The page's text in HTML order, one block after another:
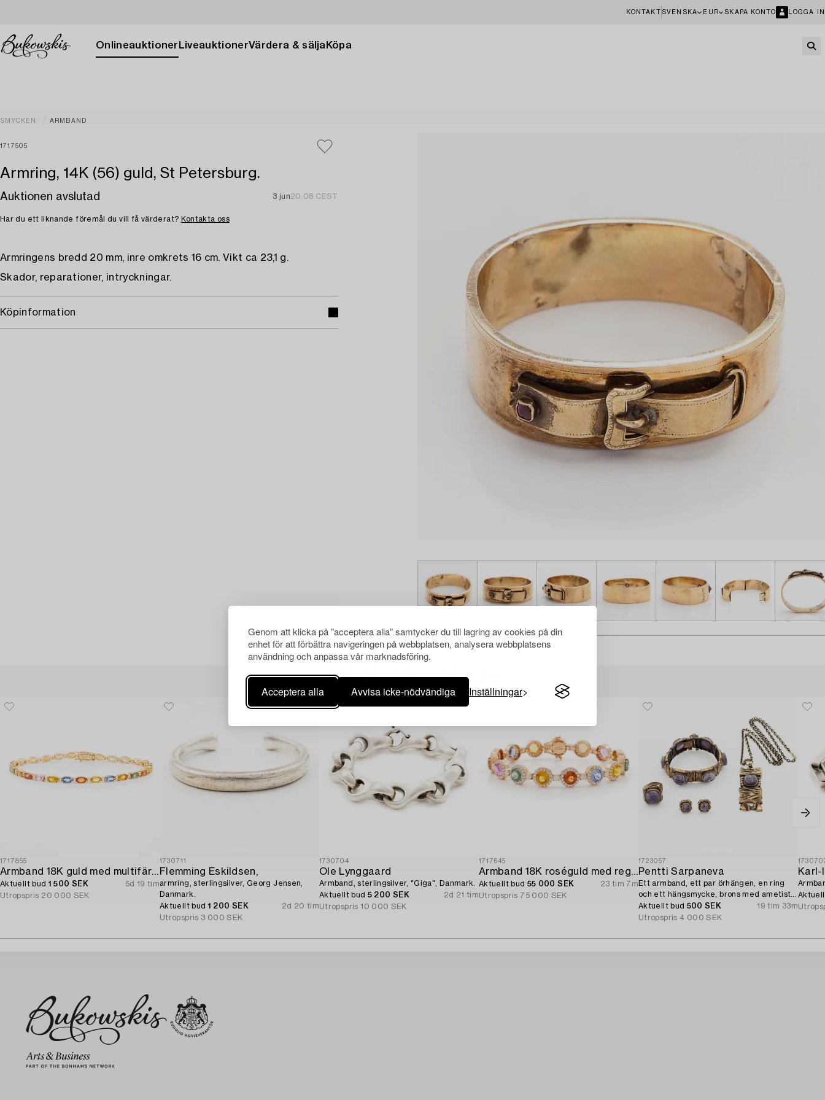
Genom att klicka på "acceptera alla" samtycker du till lagring av cookies på din
enhet för att förbättra navigeringen på webbplatsen, analysera webbplatsens
användning och anpassa vår marknadsföring.
Acceptera alla Avvisa icke-nödvändiga Inställningar
KONTAKT SVENSKA EUR SKAPA KONTO LOGGA IN
Onlineauktioner LiveauktionerVärdera & sälja Köpa
SMYCKEN ARMBAND
1717505
Armring, 14K (56) guld, St Petersburg.
Auktionen avslutad 3 jun20:08 CEST
Har du ett liknande föremål du vill få värderat? Kontakta oss
Armringens bredd 20 mm, inre omkrets 16 cm. Vikt ca 23,1 g.
Skador, reparationer, intryckningar.
Köpinformation
Andra har även tittat på
1717855
Armband 18K guld med multifärgade safirer och runda briljantslipade diamanter.
Aktuellt bud 1 500 SEK
5d 19 tim
Utropspris 20 000 SEK
1730711
Flemming Eskildsen,
armring, sterlingsilver, Georg Jensen,
Danmark.
Aktuellt bud 1 200 SEK
2d 20 tim
Utropspris 3 000 SEK
1730704
Ole Lynggaard
Armband, sterlingsilver, "Giga", Danmark.
Aktuellt bud 5 200 SEK
2d 21 tim
Utropspris 10 000 SEK
1717645
Armband 18K roséguld med regnbågsfärgade safirer och briljantslipade diamanter.
Aktuellt bud 55 000 SEK
23 tim 7m
Utropspris 75 000 SEK
1723057
Pentti Sarpaneva
Ett armband, ett par örhängen, en ring
och ett hängsmycke, brons med ametist,
Finland 1960-tal.
Aktuellt bud 500 SEK
19 tim 33m
Utropspris 4 000 SEK
Karl-